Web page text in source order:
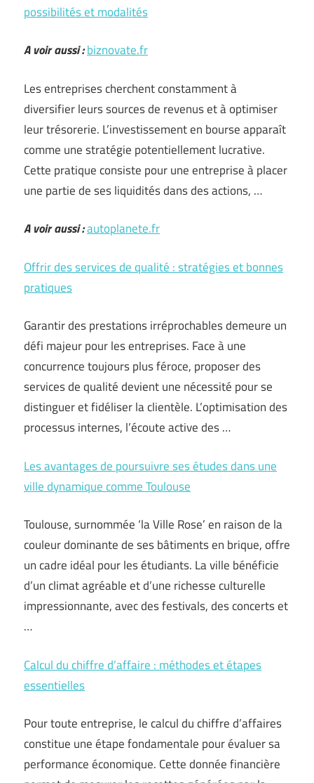
possibilités et modalités
A voir aussi :biznovate.fr
Les entreprises cherchent constamment à
diversifier leurs sources de revenus et à optimiser
leur trésorerie. L’investissement en bourse apparaît
comme une stratégie potentiellement lucrative.
Cette pratique consiste pour une entreprise à placer
une partie de ses liquidités dans des actions, …
A voir aussi :autoplanete.fr
Offrir des services de qualité : stratégies et bonnes
pratiques
Garantir des prestations irréprochables demeure un
défi majeur pour les entreprises. Face à une
concurrence toujours plus féroce, proposer des
services de qualité devient une nécessité pour se
distinguer et fidéliser la clientèle. L’optimisation des
processus internes, l’écoute active des …
Les avantages de poursuivre ses études dans une
ville dynamique comme Toulouse
Toulouse, surnommée ‘la Ville Rose’ en raison de la
couleur dominante de ses bâtiments en brique, offre
un cadre idéal pour les étudiants. La ville bénéficie
d’un climat agréable et d’une richesse culturelle
impressionnante, avec des festivals, des concerts et
…
Calcul du chiffre d’affaire : méthodes et étapes
essentielles
Pour toute entreprise, le calcul du chiffre d’affaires
constitue une étape fondamentale pour évaluer sa
performance économique. Cette donnée financière